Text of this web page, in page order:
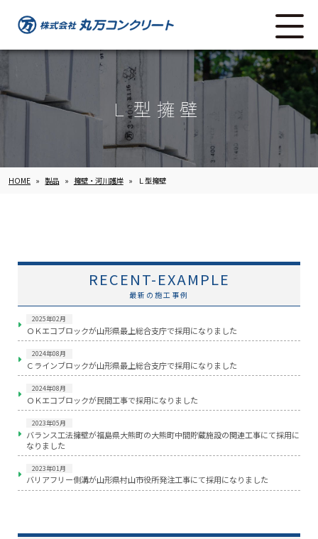
Ｌ型擁壁
HOME » 製品 » 擁壁・河川護岸 » Ｌ型擁壁
RECENT-EXAMPLE
最新の施工事例
2025年02月
ＯＫエコブロックが山形県最上総合支庁で採用になりました
2024年08月
Ｃラインブロックが山形県最上総合支庁で採用になりました
2024年08月
ＯＫエコブロックが民間工事で採用になりました
2023年05月
バランス工法擁壁が福島県大熊町の大熊町中間貯蔵施設の関連工事にて採用に
なりました
2023年01月
バリアフリー側溝が山形県村山市役所発注工事にて採用になりました